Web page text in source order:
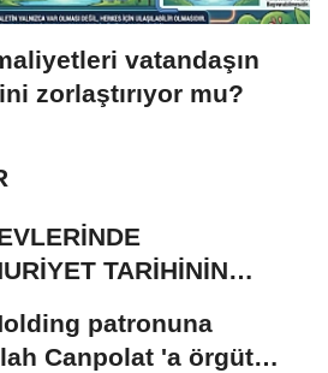
vatandaşın
zorlaştırıyor mu?
TARİHİNİN
patronuna
Canpolat 'a örgüt